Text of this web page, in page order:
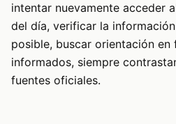
intentar nuevamente acceder
del día, verificar la
posible, buscar orientación
informados, siempre
fuentes oficiales.